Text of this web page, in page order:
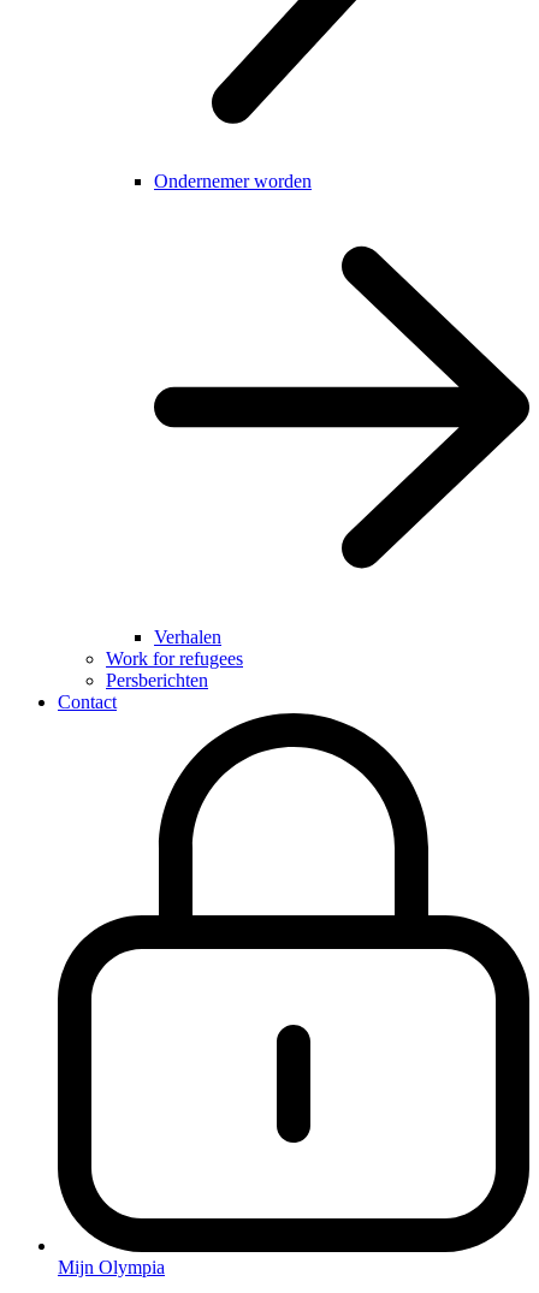
Ondernemer worden
Verhalen
Work for refugees
Persberichten
Contact
Mijn Olympia